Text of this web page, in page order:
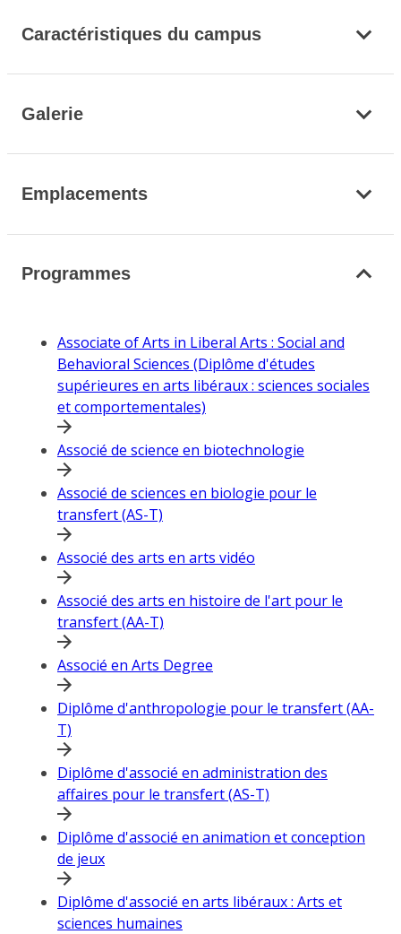
Caractéristiques du campus
Galerie
Emplacements
Programmes
Associate of Arts in Liberal Arts : Social and
Behavioral Sciences (Diplôme d'études
supérieures en arts libéraux : sciences sociales
et comportementales)
Associé de science en biotechnologie
Associé de sciences en biologie pour le
transfert (AS-T)
Associé des arts en arts vidéo
Associé des arts en histoire de l'art pour le
transfert (AA-T)
Associé en Arts Degree
Diplôme d'anthropologie pour le transfert (AA-
T)
Diplôme d'associé en administration des
affaires pour le transfert (AS-T)
Diplôme d'associé en animation et conception
de jeux
Diplôme d'associé en arts libéraux : Arts et
sciences humaines